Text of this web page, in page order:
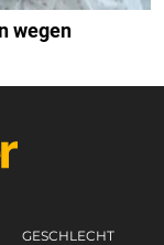
wegen
GESCHLECHT